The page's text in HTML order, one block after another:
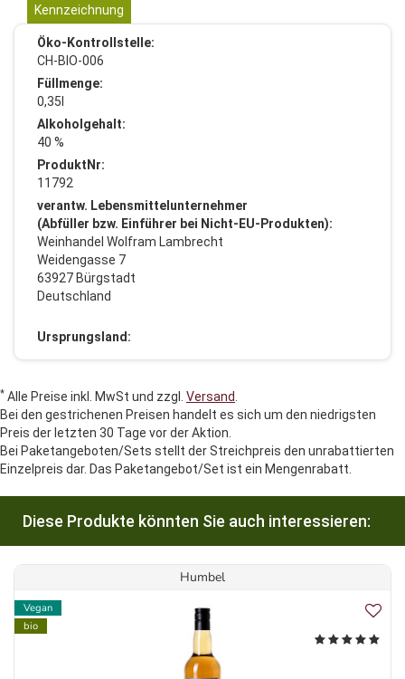
Kennzeichnung
Öko-Kontrollstelle:
CH-BIO-006
Füllmenge:
0,35l
Alkoholgehalt:
40 %
ProduktNr:
11792
verantw. Lebensmittelunternehmer
(Abfüller bzw. Einführer bei Nicht-EU-Produkten):
Weinhandel Wolfram Lambrecht
Weidengasse 7
63927 Bürgstadt
Deutschland
Ursprungsland:
* Alle Preise inkl. MwSt und zzgl. Versand
Bei den gestrichenen Preisen handelt es sich um den niedrigsten
Preis der letzten 30 Tage vor der Aktion.
Bei Paketangeboten/Sets stellt der Streichpreis den unrabattierten
Einzelpreis dar. Das Paketangebot/Set ist ein Mengenrabatt.
Diese Produkte könnten Sie auch interessieren:
Humbel
Vegan
bio